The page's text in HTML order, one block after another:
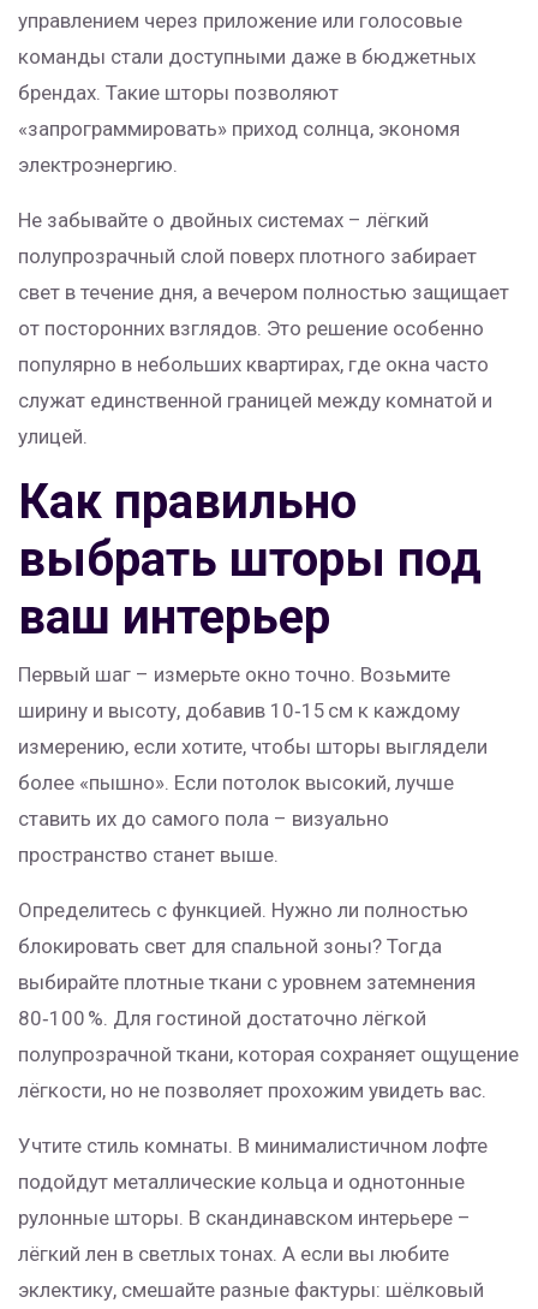
управлением через приложение или голосовые
команды стали доступными даже в бюджетных
брендах. Такие шторы позволяют
«запрограммировать» приход солнца, экономя
электроэнергию.
Не забывайте о двойных системах – лёгкий
полупрозрачный слой поверх плотного забирает
свет в течение дня, а вечером полностью защищает
от посторонних взглядов. Это решение особенно
популярно в небольших квартирах, где окна часто
служат единственной границей между комнатой и
улицей.
Как правильно
выбрать шторы под
ваш интерьер
Первый шаг – измерьте окно точно. Возьмите
ширину и высоту, добавив 10‑15 см к каждому
измерению, если хотите, чтобы шторы выглядели
более «пышно». Если потолок высокий, лучше
ставить их до самого пола – визуально
пространство станет выше.
Определитесь с функцией. Нужно ли полностью
блокировать свет для спальной зоны? Тогда
выбирайте плотные ткани с уровнем затемнения
80‑100 %. Для гостиной достаточно лёгкой
полупрозрачной ткани, которая сохраняет ощущение
лёгкости, но не позволяет прохожим увидеть вас.
Учтите стиль комнаты. В минималистичном лофте
подойдут металлические кольца и однотонные
рулонные шторы. В скандинавском интерьере –
лёгкий лен в светлых тонах. А если вы любите
эклектику, смешайте разные фактуры: шёлковый